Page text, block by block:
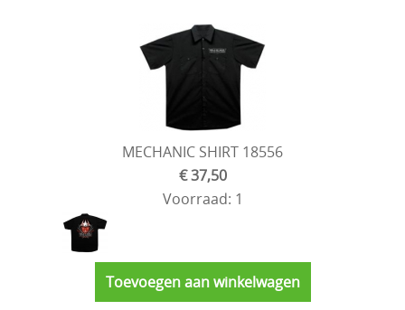
MECHANIC SHIRT 18556
€ 37,50
Voorraad: 1
Toevoegen aan winkelwagen